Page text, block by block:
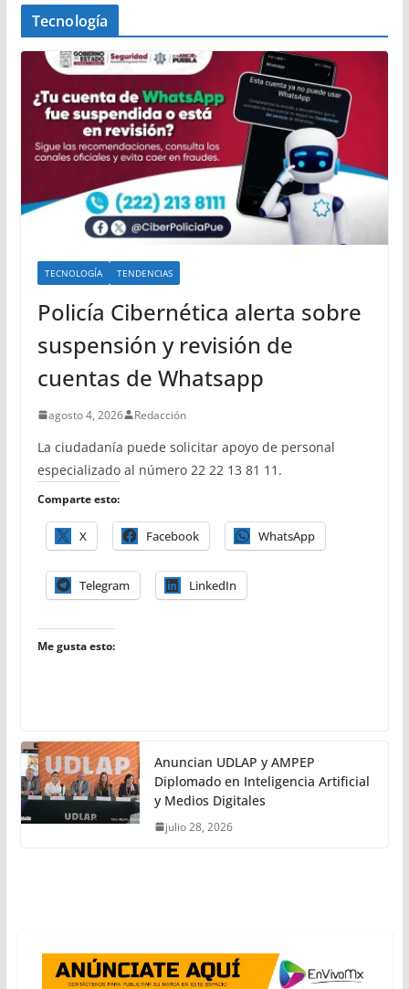
Tecnología
TECNOLOGÍA TENDENCIAS
Policía Cibernética alerta sobre
suspensión y revisión de
cuentas de Whatsapp
agosto 4, 2026 Redacción
La ciudadanía puede solicitar apoyo de personal
especializado al número 22 22 13 81 11.
Comparte esto:
X Facebook WhatsApp
Telegram LinkedIn
Me gusta esto:
Anuncian UDLAP y AMPEP
Diplomado en Inteligencia Artificial
y Medios Digitales
julio 28, 2026